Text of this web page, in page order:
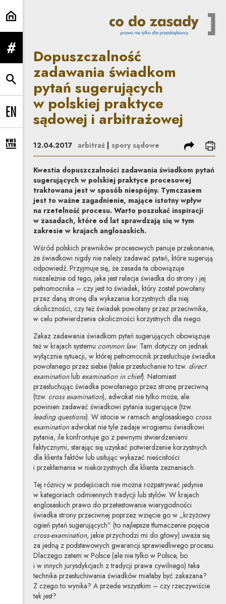
Dopuszczalność zadawania
rozwiń menu
rozwiń wyszukiwarkę
Change language to EN
rozwiń formularz zapisu na newsletter
Dopuszczalność
zadawania świadkom
pytań sugerujących
w polskiej praktyce
sądowej i arbitrażowej
12.04.2017 arbitraż| spory sądowe podziel się
Kwestia dopuszczalności zadawania świadkom pytań
sugerujących w polskiej praktyce procesowej
traktowana jest w sposób niespójny. Tymczasem
jest to ważne zagadnienie, mające istotny wpływ
na rzetelność procesu. Warto poszukać inspiracji
w zasadach, które od lat sprawdzają się w tym
zakresie w krajach anglosaskich.
Wśród polskich prawników procesowych panuje przekonanie,
że świadkowi nigdy nie należy zadawać pytań, które sugerują
odpowiedź. Przyjmuje się, że zasada ta obowiązuje
niezależnie od tego, jaka jest relacja świadka do strony i jej
pełnomocnika – czy jest to świadek, który został powołany
przez daną stronę dla wykazania korzystnych dla niej
okoliczności, czy też świadek powołany przez przeciwnika,
w celu potwierdzenia okoliczności korzystnych dla niego.
Zakaz zadawania świadkom pytań sugerujących obowiązuje
też w krajach systemu common law. Tam dotyczy on jednak
wyłącznie sytuacji, w której pełnomocnik przesłuchuje świadka
powołanego przez siebie (takie przesłuchanie to tzw. direct
examinationlub examination in chief). Natomiast
przesłuchując świadka powołanego przez stronę przeciwną
(tzw. cross examination), adwokat nie tylko może, ale
powinien zadawać świadkowi pytania sugerujące (tzw.
leading questions). W istocie w ramach anglosaskiego cross
examinationadwokat nie tyle zadaje wrogiemu świadkowi
pytania, ile konfrontuje go z pewnymi stwierdzeniami
faktycznymi, starając się uzyskać potwierdzenie korzystnych
dla klienta faktów lub usiłując wykazać nieścisłości
i przekłamania w niekorzystnych dla klienta zeznaniach.
Tej różnicy w podejściach nie można rozpatrywać jedynie
w kategoriach odmiennych tradycji lub stylów. W krajach
anglosaskich prawo do przetestowania wiarygodności
świadka strony przeciwnej poprzez wzięcie go w „krzyżowy
ogień pytań sugerujących” (to najlepsze tłumaczenie pojęcia
cross-examination, jakie przychodzi mi do głowy) uważa się
za jedną z podstawowych gwarancji sprawiedliwego procesu.
Dlaczego zatem w Polsce (ale nie tylko w Polsce, bo
i w innych jurysdykcjach z tradycji prawa cywilnego) taka
technika przesłuchiwania świadków miałaby być zakazana?
Z czego to wynika? A przede wszystkim – czy rzeczywiście
tak jest?